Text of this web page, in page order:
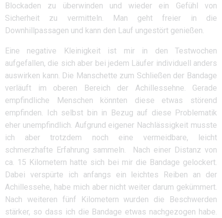
Blockaden zu überwinden und wieder ein Gefühl von
Sicherheit zu vermitteln. Man geht freier in die
Downhillpassagen und kann den Lauf ungestört genießen.
Eine negative Kleinigkeit ist mir in den Testwochen
aufgefallen, die sich aber bei jedem Läufer individuell anders
auswirken kann. Die Manschette zum Schließen der Bandage
verläuft im oberen Bereich der Achillessehne. Gerade
empfindliche Menschen könnten diese etwas störend
empfinden. Ich selbst bin in Bezug auf diese Problematik
eher unempfindlich. Aufgrund eigener Nachlässigkeit musste
ich aber trotzdem noch eine vermeidbare, leicht
schmerzhafte Erfahrung sammeln. Nach einer Distanz von
ca. 15 Kilometern hatte sich bei mir die Bandage gelockert.
Dabei verspürte ich anfangs ein leichtes Reiben an der
Achillessehe, habe mich aber nicht weiter darum gekümmert.
Nach weiteren fünf Kilometern wurden die Beschwerden
stärker, so dass ich die Bandage etwas nachgezogen habe.